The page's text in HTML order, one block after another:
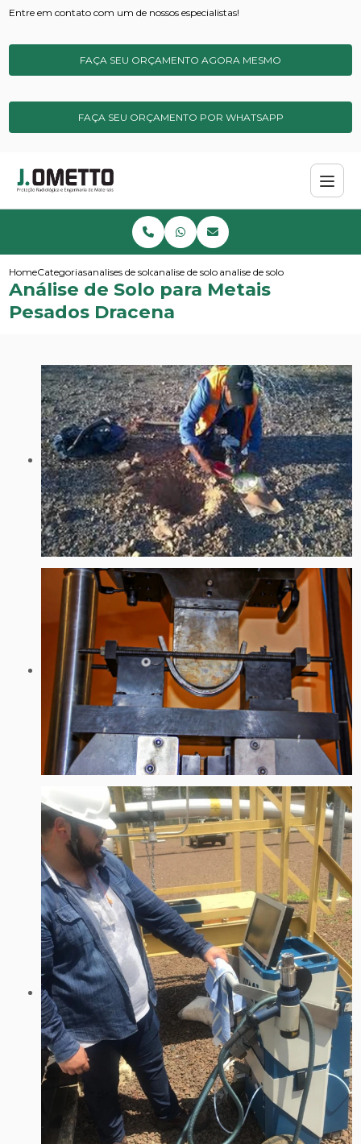
Entre em contato com um de nossos especialistas!
FAÇA SEU ORÇAMENTO AGORA MESMO
FAÇA SEU ORÇAMENTO POR WHATSAPP
HomeCategoriasanalises de solos e sedimentos
analise de solo simplesanalise de solo para metais
Análise de Solo para Metais
Pesados Dracena